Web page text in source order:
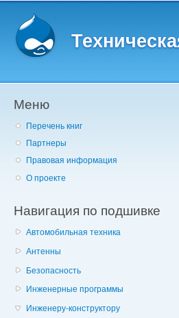
Меню
Перечень книг
Партнеры
Правовая информация
О проекте
Навигация по подшивке
Автомобильная техника
Антенны
Безопасность
Инженерные программы
Инженеру-конструктору